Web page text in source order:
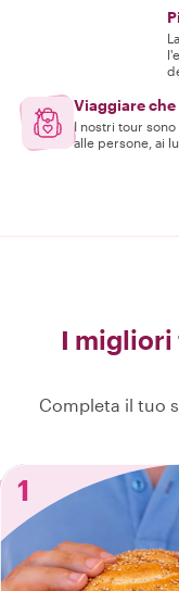
Viaggiare
I nostri tour
alle persone, ai
I
Completa il tuo
1